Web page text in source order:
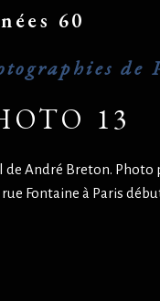
60
13
de André Breton.
Fontaine à Paris